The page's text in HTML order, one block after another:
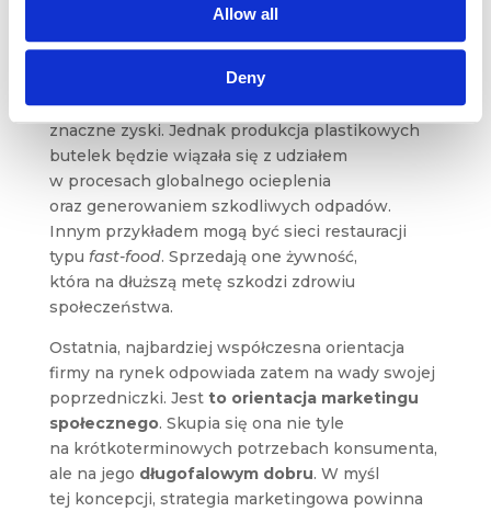
Allow all
Deny
na osoby w jego otoczeniu.
Z kolei firma produkująca butelkowaną wodę
może i ma smaczny produkt,
który satysfakcjonuje klientów i przynosi
znaczne zyski. Jednak produkcja plastikowych
butelek będzie wiązała się z udziałem
w procesach globalnego ocieplenia
oraz generowaniem szkodliwych odpadów.
Innym przykładem mogą być sieci restauracji
typu fast-food. Sprzedają one żywność,
która na dłuższą metę szkodzi zdrowiu
społeczeństwa.
Ostatnia, najbardziej współczesna orientacja
firmy na rynek odpowiada zatem na wady swojej
poprzedniczki. Jest to orientacja marketingu
społecznego. Skupia się ona nie tyle
na krótkoterminowych potrzebach konsumenta,
ale na jego długofalowym dobru. W myśl
tej koncepcji, strategia marketingowa powinna